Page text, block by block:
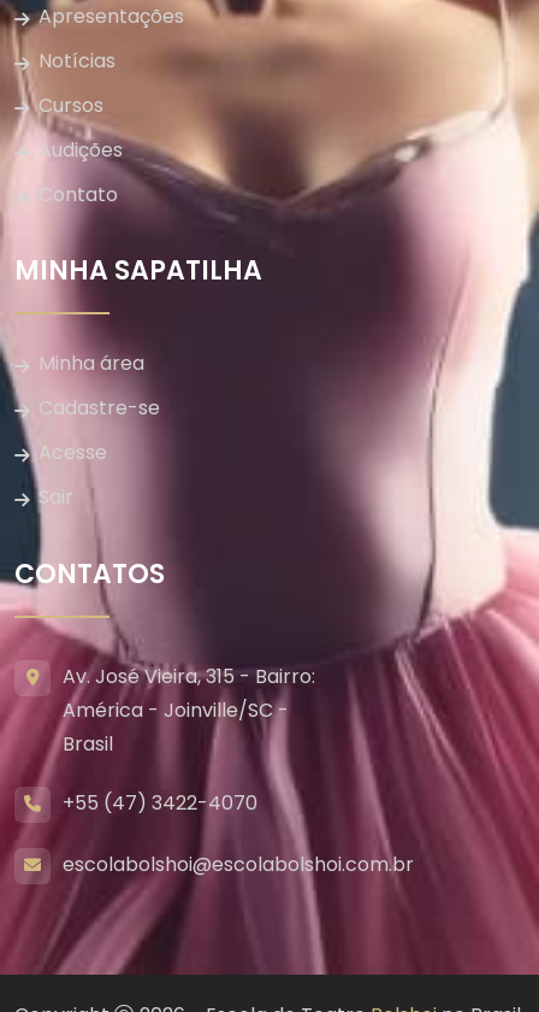
Apresentações
Notícias
Cursos
Audições
Contato
MINHA SAPATILHA
Minha área
Cadastre-se
Acesse
Sair
CONTATOS
Av. José Vieira, 315 - Bairro:
América - Joinville/SC -
Brasil
+55 (47) 3422-4070
escolabolshoi@escolabolshoi.com.br